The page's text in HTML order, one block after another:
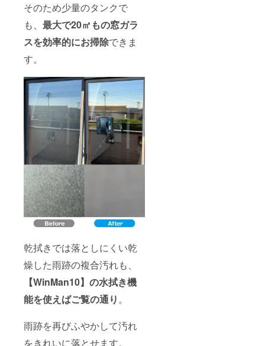
そのため少量のタンクで
も、 最大で20㎡もの窓ガラ
スを効率的にお掃除できま
す。
乾拭きでは落としにくい乾
燥した雨跡の複合汚れも、
【WinMan10】の水拭き機
能を使えばご覧の通り。
雨跡を再びふやかして汚れ
をきれいに落とせます。